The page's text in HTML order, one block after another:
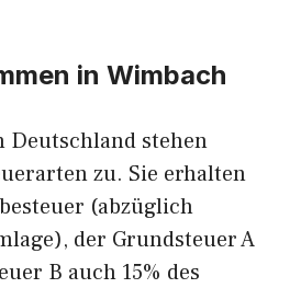
in Wimbach
Deutschland stehen
zu. Sie erhalten
(abzüglich
der Grundsteuer A
B auch 15% des